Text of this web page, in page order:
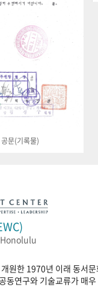
문(기록물)
원한 1970년 이래 동서
동연구와 기술교류가 매